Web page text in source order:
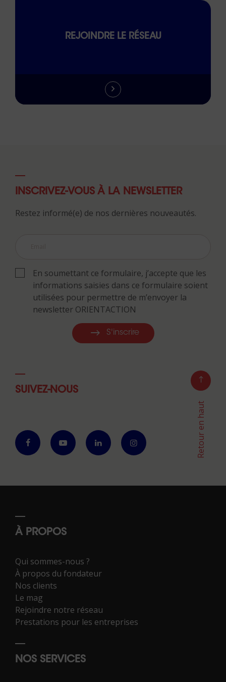
REJOINDRE LE RÉSEAU
INSCRIVEZ-VOUS À LA NEWSLETTER
Restez informé(e) de nos dernières nouveautés.
En soumettant ce formulaire, j’accepte que les
informations saisies dans ce formulaire soient
utilisées pour permettre de m’envoyer la
newsletter ORIENTACTION
S'inscrire
SUIVEZ-NOUS
Retour en haut
À PROPOS
Qui sommes-nous ?
À propos du fondateur
Nos clients
Le mag
Rejoindre notre réseau
Prestations pour les entreprises
NOS SERVICES